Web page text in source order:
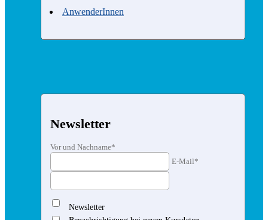
AnwenderInnen
Newsletter
Vor und Nachname*
E-Mail*
Newsletter